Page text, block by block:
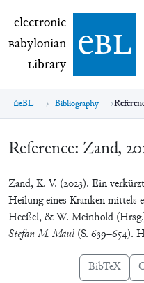
electronic Babylonian
electronic
Babylonian
Library ebl
eBL Bibliography
Reference: Zand,
Zand, K. V. (2023). Ein
Heilung eines Kranken mittels
Heeßel, & W. Meinhold
Stefan M. Maul (S. 639–654).
BibTeX